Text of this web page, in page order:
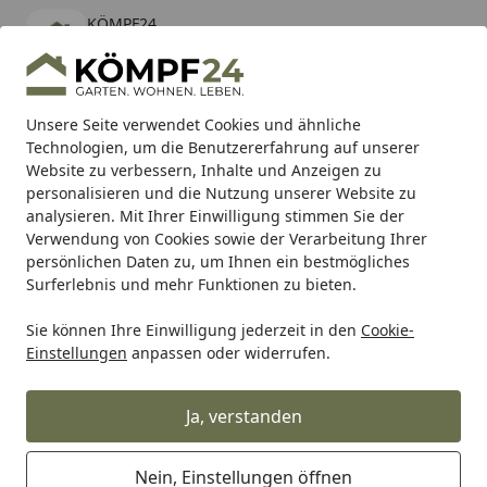
Unsere Seite verwendet Cookies und ähnliche
Technologien, um die Benutzererfahrung auf unserer
Website zu verbessern, Inhalte und Anzeigen zu
personalisieren und die Nutzung unserer Website zu
analysieren. Mit Ihrer Einwilligung stimmen Sie der
Verwendung von Cookies sowie der Verarbeitung Ihrer
persönlichen Daten zu, um Ihnen ein bestmögliches
Surferlebnis und mehr Funktionen zu bieten.
Sie können Ihre Einwilligung jederzeit in den Cookie-
Einstellungen anpassen oder widerrufen.
Ja, verstanden
Nein, Einstellungen öffnen
KÖMPF24
kostenlos - Im App Store
Hotline
Alle Produkte
Mein Konto
Suchen
Karibu Pools inkl. gratis Sandfilteranlage & Pool-
Starterset (Gesamtwert bis 468,99€)
Startseite
Grill Weber Hanger Tank Spirit II 18 (67306)
Weber Hanger Tank Spirit II 18